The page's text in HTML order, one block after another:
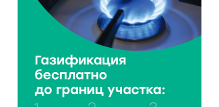
Мультфильм своими руками: в Твери дети сняли
ленту по мотивам басни «Карась»
Виталий Королев: Тверская область станет
спортивной столицей России
6 Авг 2026 13:02 202